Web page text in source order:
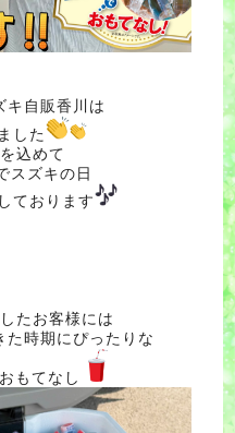
キ自販香川は
した
込めて
スズキの日
ております
たお客様には
た時期にぴったりな
もてなし